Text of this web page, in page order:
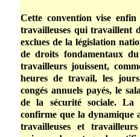
Cette convention vise
travailleuses qui travaillent
exclues de la législation
de droits fondamentaux
travailleurs jouissent,
heures de travail, les
congés annuels payés, le
de la sécurité sociale.
confirme que la dynamique
travailleuses et